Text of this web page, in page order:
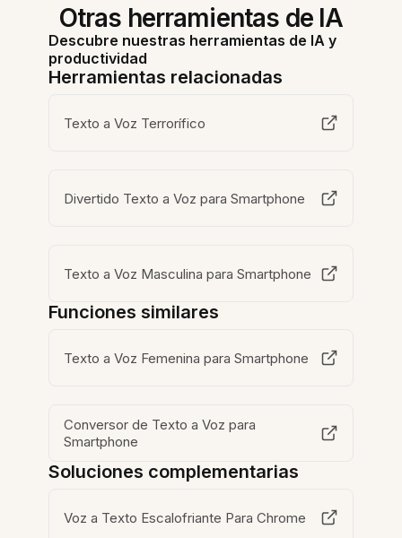
Otras herramientas de IA
Descubre nuestras herramientas de IA y
productividad
Herramientas relacionadas
Texto a Voz Terrorífico
Divertido Texto a Voz para Smartphone
Texto a Voz Masculina para Smartphone
Funciones similares
Texto a Voz Femenina para Smartphone
Conversor de Texto a Voz para
Smartphone
Soluciones complementarias
Voz a Texto Escalofriante Para Chrome